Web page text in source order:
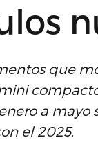
que
a mayo
el 2025.